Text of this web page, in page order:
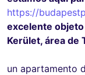
https://
excelente objeto
Kerület, área de
un apartamento